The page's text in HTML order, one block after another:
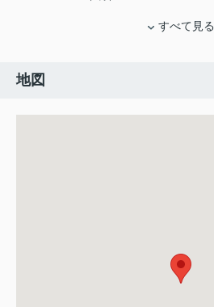
すべて見る
地図